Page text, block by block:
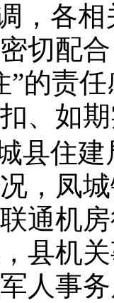
，各
切配
”的责
、如
县住
，凤
通机
县机
人事